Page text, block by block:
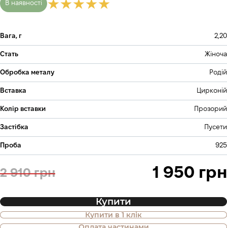
В наявності
Вага, г 2,20
Стать Жіноча
Обробка металу Родій
Вставка Цирконій
Колір вставки Прозорий
Застібка Пусети
Проба 925
2 910 грн 1 950 грн
Купити
Купити в 1 клік
Також доступна покупка товару в